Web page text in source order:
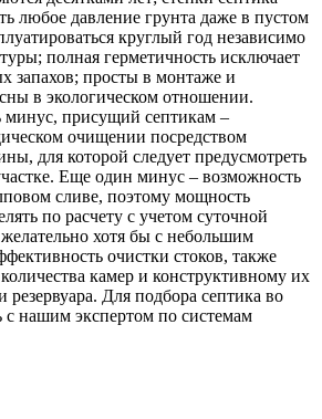
любое давление грунта даже в пустом
круглый год независимо
полная герметичность исключает
запахов; просты в монтаже и
в экологическом отношении.
минус, присущий септикам –
очищении посредством
для которой следует предусмотреть
Еще один минус – возможность
сливе, поэтому мощность
по расчету с учетом суточной
хотя бы с небольшим
очистки стоков, также
камер и конструктивному их
Для подбора септика во
с нашим экспертом по системам